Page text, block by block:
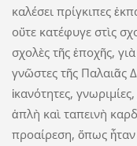
καλέσει πρίγκιπες
οὔτε κατέφυγε στὶς
σχολὲς τῆς ἐποχῆς,
γνῶστες τῆς Παλαιᾶς
ἱκανότητες,
ἁπλὴ καὶ ταπεινὴ
προαίρεση, ὅπως ἦταν